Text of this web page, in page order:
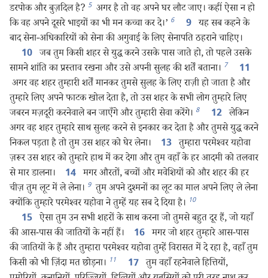
डरपोक और बुज़दिल है? 5 अगर है तो वह अपने घर लौट जाए। कहीं ऐसा न हो
कि वह अपने दूसरे भाइयों का भी मन कच्चा कर दे।’ 6 9 यह सब कहने के
बाद सेना-अधिकारियों को सेना की अगुवाई के लिए सेनापति ठहराने चाहिए।
10 जब तुम किसी शहर से युद्ध करने उसके पास जाते हो, तो पहले उसके
सामने शांति का प्रस्ताव रखना और उसे अपनी सुलह की शर्तें बताना। 7 11
अगर वह शहर तुम्हारी शर्तें मानकर तुमसे सुलह के लिए राज़ी हो जाता है और
तुम्हारे लिए अपने फाटक खोल देता है, तो उस शहर के सभी लोग तुम्हारे लिए
जबरन मज़दूरी करनेवाले बन जाएँगे और तुम्हारी सेवा करेंगे। 8 12 लेकिन
अगर वह शहर तुम्हारे साथ सुलह करने से इनकार कर देता है और तुमसे युद्ध करने
निकल पड़ता है तो तुम उस शहर को घेर लेना।
13 तुम्हारा परमेश्‍वर यहोवा
ज़रूर उस शहर को तुम्हारे हाथ में कर देगा और तुम वहाँ के हर आदमी को तलवार
से मार डालना।
14 मगर औरतों, बच्चों और मवेशियों को और शहर की हर
चीज़ तुम लूट में ले लेना। 9 तुम अपने दुश्‍मनों का लूट का माल अपने लिए ले लेना
क्योंकि तुम्हारे परमेश्‍वर यहोवा ने तुम्हें यह सब दे दिया है। 10
15 ऐसा तुम उन सभी शहरों के साथ करना जो तुमसे बहुत दूर हैं, जो यहाँ
की आस-पास की जातियों के नहीं हैं।
16 मगर जो शहर तुम्हारे आस-पास
की जातियों के हैं और तुम्हारा परमेश्‍वर यहोवा तुम्हें विरासत में दे रहा है, वहाँ तुम
किसी को भी ज़िंदा मत छोड़ना। 11 17 तुम वहाँ रहनेवाले हित्तियों,